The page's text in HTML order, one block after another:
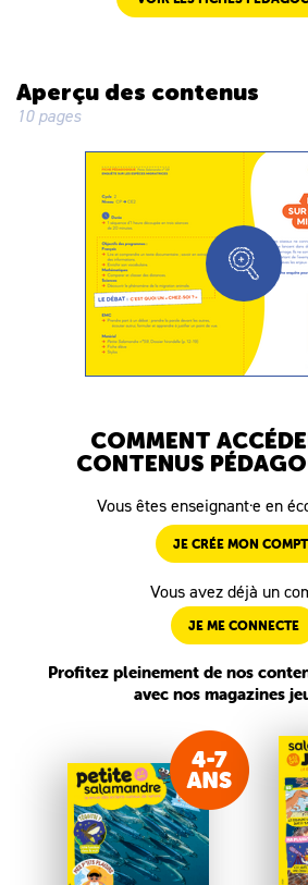
Aperçu des contenus
10 pages
COMMENT
CONTENUS
Vous êtes enseignant·e en
JE CRÉE MON
Vous avez déjà un
JE ME CONNECTE
Profitez pleinement de nos
avec nos magazines